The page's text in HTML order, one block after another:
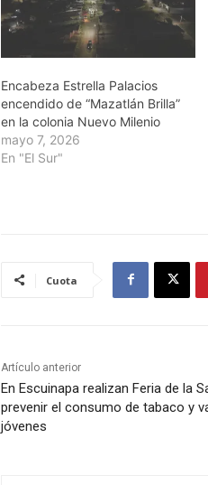
Encabeza Estrella Palacios
encendido de “Mazatlán Brilla”
en la colonia Nuevo Milenio
mayo 7, 2026
En "El Sur"
Cuota
Artículo anterior
En Escuinapa realizan Feria de la
prevenir el consumo de tabaco y
jóvenes